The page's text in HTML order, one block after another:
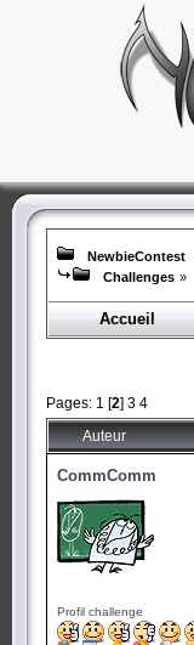
NewbieContest
Challenges »
Accueil
Pages: 1 [2] 3 4
Auteur
CommComm
Profil challenge